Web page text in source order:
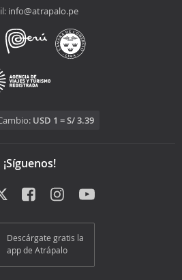
info@atrapalo.pe
USD 1 = S/ 3.39
¡Síguenos!
Descárgate gratis la
app de Atrápalo